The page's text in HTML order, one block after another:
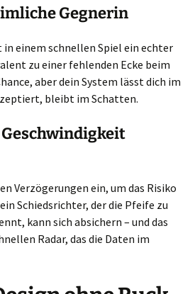
Gegnerin
in einem schnellen Spiel ein echter
zu einer fehlenden Ecke beim
aber dein System lässt dich im
bleibt im Schatten.
Verzögerungen ein, um das Risiko
Schiedsrichter, der die Pfeife zu
kann sich absichern – und das
Radar, das die Daten im